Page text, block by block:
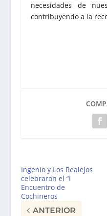
necesidades de
contribuyendo a la
Ingenio y Los Realejos
celebraron el “I
Encuentro de
Cochineros
ANTERIOR